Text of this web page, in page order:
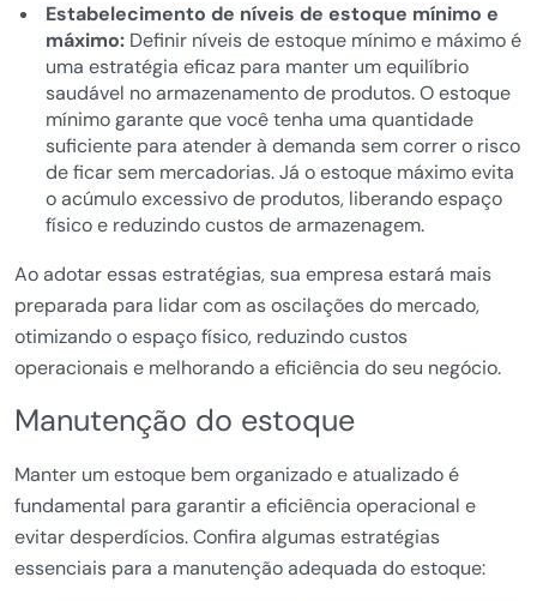
Estabelecimento de níveis de estoque mínimo e
máximo:Definir níveis de estoque mínimo e máximo é
uma estratégia eficaz para manter um equilíbrio
saudável no armazenamento de produtos. O estoque
mínimo garante que você tenha uma quantidade
suficiente para atender à demanda sem correr o risco
de ficar sem mercadorias. Já o estoque máximo evita
o acúmulo excessivo de produtos, liberando espaço
físico e reduzindo custos de armazenagem.
Ao adotar essas estratégias, sua empresa estará mais
preparada para lidar com as oscilações do mercado,
otimizando o espaço físico, reduzindo custos
operacionais e melhorando a eficiência do seu negócio.
Manutenção do estoque
Manter um estoque bem organizado e atualizado é
fundamental para garantir a eficiência operacional e
evitar desperdícios. Confira algumas estratégias
essenciais para a manutenção adequada do estoque: